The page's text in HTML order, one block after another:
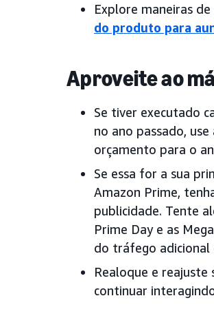
Explore maneiras
do produto para
Aproveite ao
Se tiver executado
no ano passado,
orçamento para o
Se essa for a sua
Amazon Prime,
publicidade. Tente
Prime Day e as
do tráfego adicional
Realoque e
continuar